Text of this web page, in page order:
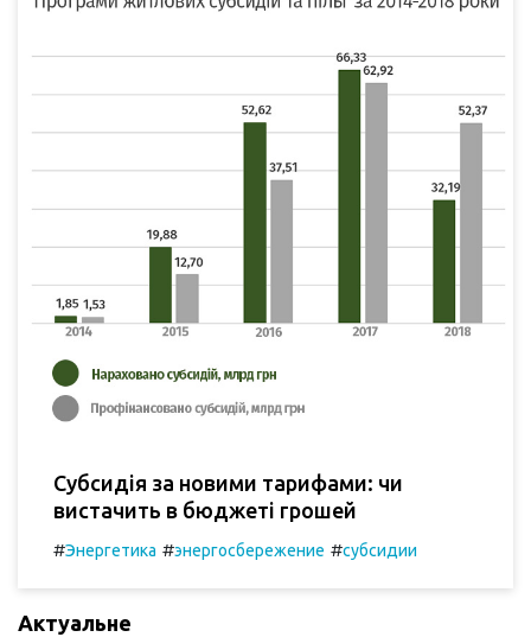
Субсидія за новими тарифами: чи
вистачить в бюджеті грошей
#Энергетика #энергосбережение #субсидии
Актуальне